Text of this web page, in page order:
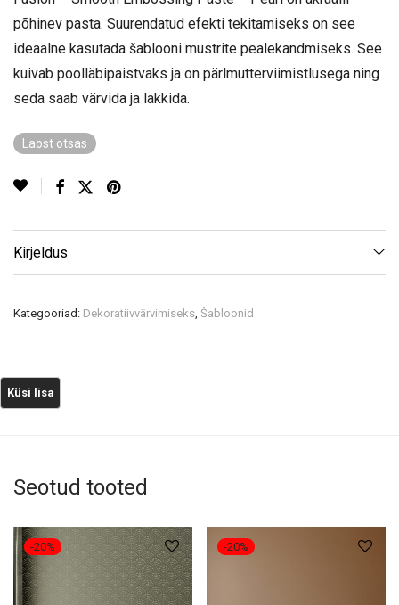
põhinev pasta. Suurendatud efekti tekitamiseks on see
ideaalne kasutada šablooni mustrite pealekandmiseks. See
kuivab poolläbipaistvaks ja on pärlmutterviimistlusega ning
seda saab värvida ja lakkida.
Laost otsas
Kirjeldus
Kategooriad: Dekoratiivvärvimiseks Šabloonid
Seotud tooted
-20% -20%